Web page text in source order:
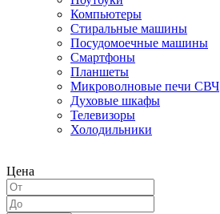
Компьютеры
Стиральные машины
Посудомоечные машины
Смартфоны
Планшеты
Микроволновые печи СВЧ
Духовые шкафы
Телевизоры
Холодильники
Цена